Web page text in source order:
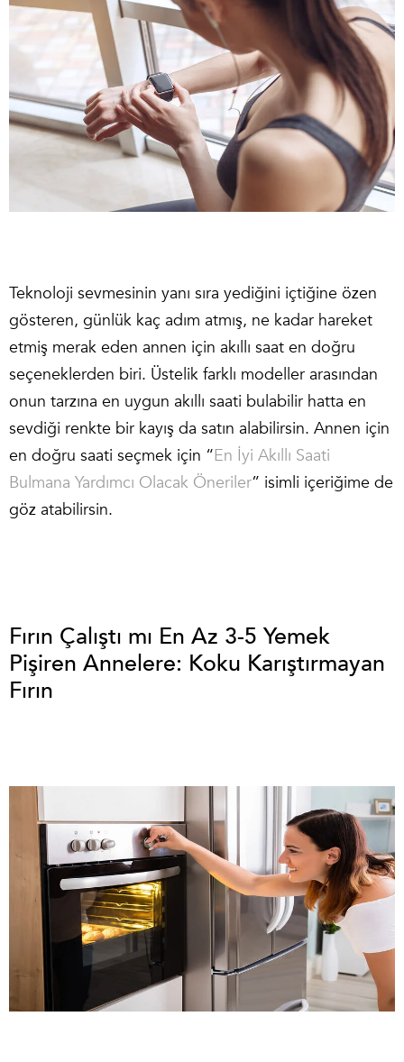
Teknoloji sevmesinin yanı sıra yediğini içtiğine özen
gösteren, günlük kaç adım atmış, ne kadar hareket
etmiş merak eden annen için akıllı saat en doğru
seçeneklerden biri. Üstelik farklı modeller arasından
onun tarzına en uygun akıllı saati bulabilir hatta en
sevdiği renkte bir kayış da satın alabilirsin. Annen için
en doğru saati seçmek için “En İyi Akıllı Saati
Bulmana Yardımcı Olacak Öneriler” isimli içeriğime de
göz atabilirsin.
Fırın Çalıştı mı En Az 3-5 Yemek
Pişiren Annelere: Koku Karıştırmayan
Fırın